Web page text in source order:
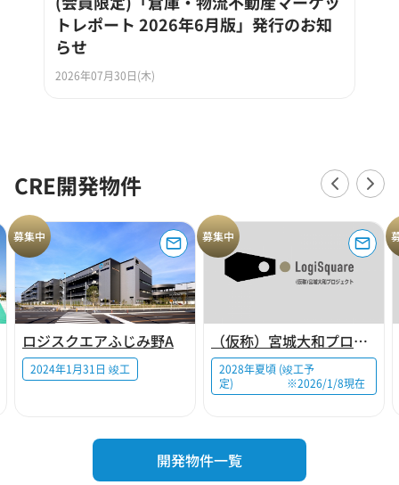
トレポート 2026年6月版」発行のお知
らせ
2026年07月30日(木)
CRE開発物件
募集中
ロジスクエアふじみ野A
2024年1月31日 竣工
募集中
（仮称）宮城大和プロジェクト
2028年夏頃 (竣工予
定) ※2026/1/8現在
開発物件一覧